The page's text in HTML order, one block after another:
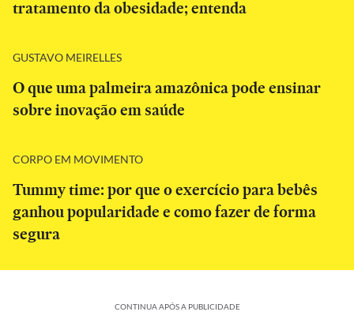
tratamento da obesidade; entenda
GUSTAVO MEIRELLES
O que uma palmeira amazônica pode ensinar
sobre inovação em saúde
CORPO EM MOVIMENTO
Tummy time: por que o exercício para bebês
ganhou popularidade e como fazer de forma
segura
CONTINUA APÓS A PUBLICIDADE